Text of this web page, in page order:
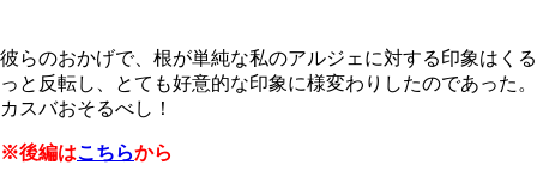
彼らのおかげで、根が単純な私のアルジェに対する印象はくる
っと反転し、とても好意的な印象に様変わりしたのであった。
カスバおそるべし！
※後編はこちらから